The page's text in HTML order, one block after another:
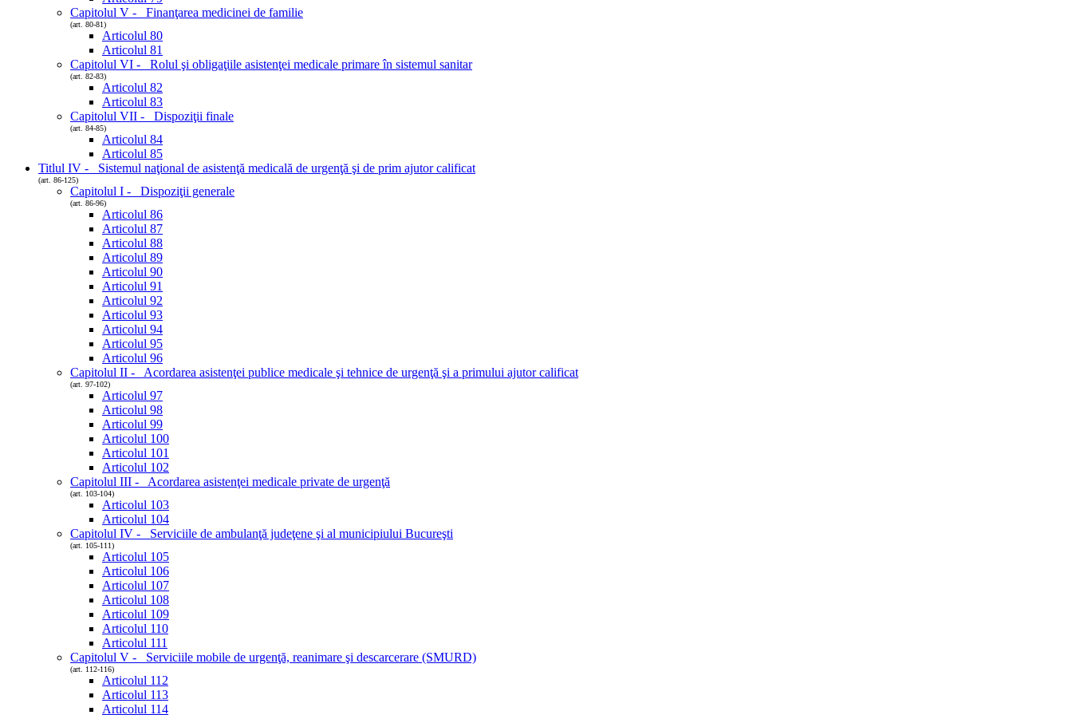
Capitolul V - Finanţarea medicinei de familie
(art. 80-81)
Articolul 80
Articolul 81
Capitolul VI - Rolul şi obligaţiile asistenţei medicale primare în sistemul sanitar
(art. 82-83)
Articolul 82
Articolul 83
Capitolul VII - Dispoziţii finale
(art. 84-85)
Articolul 84
Articolul 85
Titlul IV - Sistemul naţional de asistenţă medicală de urgenţă şi de prim ajutor calificat
(art. 86-125)
Capitolul I - Dispoziţii generale
(art. 86-96)
Articolul 86
Articolul 87
Articolul 88
Articolul 89
Articolul 90
Articolul 91
Articolul 92
Articolul 93
Articolul 94
Articolul 95
Articolul 96
Capitolul II - Acordarea asistenţei publice medicale şi tehnice de urgenţă şi a primului ajutor calificat
(art. 97-102)
Articolul 97
Articolul 98
Articolul 99
Articolul 100
Articolul 101
Articolul 102
Capitolul III - Acordarea asistenţei medicale private de urgenţă
(art. 103-104)
Articolul 103
Articolul 104
Capitolul IV - Serviciile de ambulanţă judeţene şi al municipiului Bucureşti
(art. 105-111)
Articolul 105
Articolul 106
Articolul 107
Articolul 108
Articolul 109
Articolul 110
Articolul 111
Capitolul V - Serviciile mobile de urgenţă, reanimare şi descarcerare (SMURD)
(art. 112-116)
Articolul 112
Articolul 113
Articolul 114